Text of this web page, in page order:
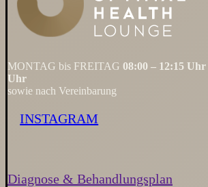
MONTAG bis FREITAG 08:00 – 12:15 Uhr
Uhr
sowie nach Vereinbarung
INSTAGRAM
Diagnose & Behandlungsplan